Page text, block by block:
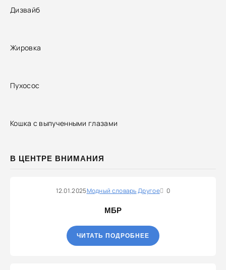
Дизвайб
Жировка
Пухосос
Кошка с выпученными глазами
В ЦЕНТРЕ ВНИМАНИЯ
12.01.2025Модный словарьДругое 0
МБР
ЧИТАТЬ ПОДРОБНЕЕ